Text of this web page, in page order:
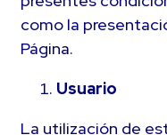
como la
Página.
Usuario
La utilización de